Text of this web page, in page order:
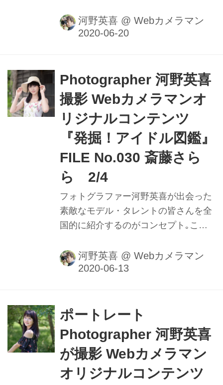
インダー内の様子を垣間見ることがで
きるのはもちろん､週替わりの撮影小
モデルの動きに合わせてフレームをキ
メる様子を堪能しよう。
河野英喜 @ Webカメラマン
Photographer 河野英喜
撮影 Webカメラマンオ
リジナルコンテンツ
『発掘！アイドル図鑑』
FILE No.030 斎藤さら
ら 2/4
フォトグラファー河野英喜が出会った
素敵なモデル・タレントの皆さんを全
国的に紹介するのがコンセプト｡ここ
インダー内の様子を垣間見ることがで
きるのはもちろん､週替わりの撮影小
モデルの動きに合わせてフレームをキ
メる様子を堪能しよう。
河野英喜 @ Webカメラマン
ポートレート
Photographer 河野英喜
が撮影 Webカメラマン
オリジナルコンテンツ